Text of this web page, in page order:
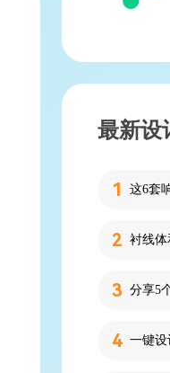
最新设
分享5